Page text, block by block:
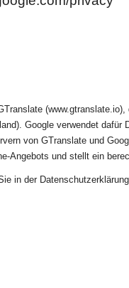
Google verwendet
von GTranslate und
Angebots und stellt ein
in der